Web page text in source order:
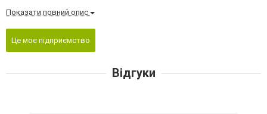
Показати повний опис
Це моє підприємство
Відгуки